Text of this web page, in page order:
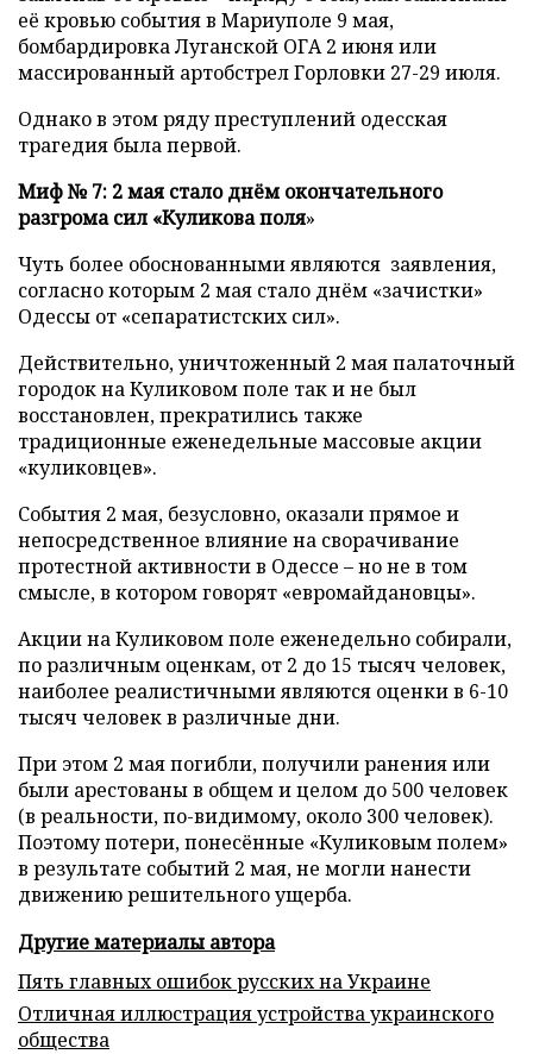
её кровью события в Мариуполе 9 мая,
бомбардировка Луганской ОГА 2 июня или
массированный артобстрел Горловки 27-29 июля.
Однако в этом ряду преступлений одесская
трагедия была первой.
Миф № 7: 2 мая стало днём окончательного
разгрома сил «Куликова поля»
Чуть более обоснованными являются заявления,
согласно которым 2 мая стало днём «зачистки»
Одессы от «сепаратистских сил».
Действительно, уничтоженный 2 мая палаточный
городок на Куликовом поле так и не был
восстановлен, прекратились также
традиционные еженедельные массовые акции
«куликовцев».
События 2 мая, безусловно, оказали прямое и
непосредственное влияние на сворачивание
протестной активности в Одессе – но не в том
смысле, в котором говорят «евромайдановцы».
Акции на Куликовом поле еженедельно собирали,
по различным оценкам, от 2 до 15 тысяч человек,
наиболее реалистичными являются оценки в 6-10
тысяч человек в различные дни.
При этом 2 мая погибли, получили ранения или
были арестованы в общем и целом до 500 человек
(в реальности, по-видимому, около 300 человек).
Поэтому потери, понесённые «Куликовым полем»
в результате событий 2 мая, не могли нанести
движению решительного ущерба.
Другие материалы автора
Пять главных ошибок русских на Украине
Отличная иллюстрация устройства украинского
общества